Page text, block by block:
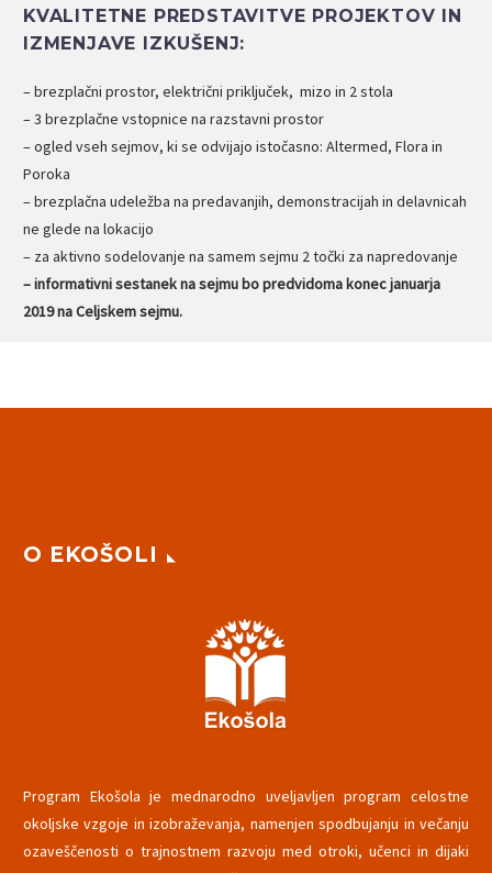
KVALITETNE PREDSTAVITVE PROJEKTOV IN
IZMENJAVE IZKUŠENJ:
– brezplačni prostor, električni priključek, mizo in 2 stola
– 3 brezplačne vstopnice na razstavni prostor
– ogled vseh sejmov, ki se odvijajo istočasno: Altermed, Flora in
Poroka
– brezplačna udeležba na predavanjih, demonstracijah in delavnicah
ne glede na lokacijo
– za aktivno sodelovanje na samem sejmu 2 točki za napredovanje
– informativni sestanek na sejmu bo predvidoma konec januarja
2019 na Celjskem sejmu.
O EKOŠOLI
Program Ekošola je mednarodno uveljavljen program celostne
okoljske vzgoje in izobraževanja, namenjen spodbujanju in večanju
ozaveščenosti o trajnostnem razvoju med otroki, učenci in dijaki